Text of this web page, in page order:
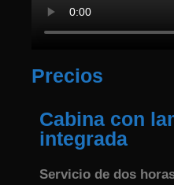
Precios
Cabina con
integrada
Servicio de dos